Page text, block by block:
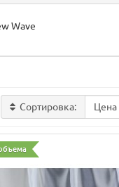
Wave
Сортировка: